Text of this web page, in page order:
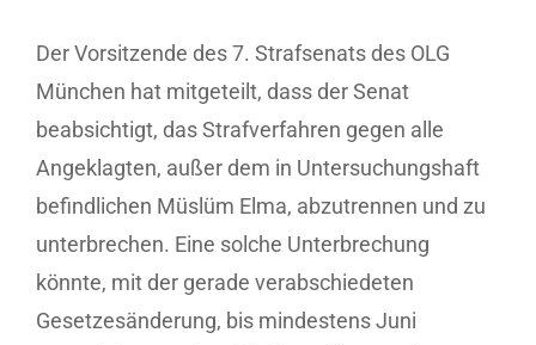
Der Vorsitzende des 7. Strafsenats des OLG
München hat mitgeteilt, dass der Senat
beabsichtigt, das Strafverfahren gegen alle
Angeklagten, außer dem in Untersuchungshaft
befindlichen Müslüm Elma, abzutrennen und zu
unterbrechen. Eine solche Unterbrechung
könnte, mit der gerade verabschiedeten
Gesetzesänderung, bis mindestens Juni